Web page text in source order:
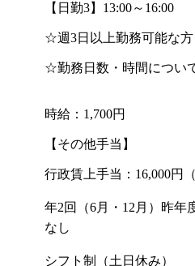
【日勤3】13:00～16:00
☆週3日以上勤務可能な方
☆勤務日数・時間につい
時給：1,700円
【その他手当】
行政賃上手当：16,000円
年2回（6月・12月）昨
なし
シフト制（土日休み）